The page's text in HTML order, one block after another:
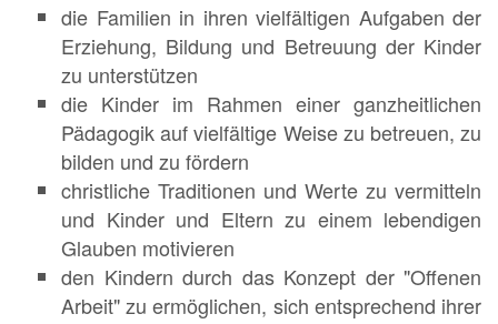
die Familien in ihren vielfältigen Aufgaben der
Erziehung, Bildung und Betreuung der Kinder
zu unterstützen
die Kinder im Rahmen einer ganzheitlichen
Pädagogik auf vielfältige Weise zu betreuen, zu
bilden und zu fördern
christliche Traditionen und Werte zu vermitteln
und Kinder und Eltern zu einem lebendigen
Glauben motivieren
den Kindern durch das Konzept der "Offenen
Arbeit" zu ermöglichen, sich entsprechend ihrer